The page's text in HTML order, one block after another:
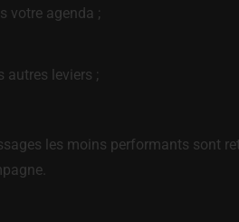
votre agenda ;
leviers ;
les moins performants sont